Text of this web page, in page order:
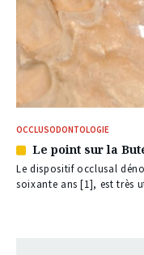
OCCLUSODONTOLOGIE
Article
réservé
à
Le point sur la
Le dispositif occlusal
soixante ans [1], est très